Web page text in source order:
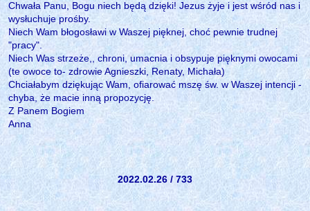
Chwała Panu, Bogu niech będą dzięki! Jezus żyje i jest wśród nas i
wysłuchuje prośby.
Niech Wam błogosławi w Waszej pięknej, choć pewnie trudnej
"pracy".
Niech Was strzeże,, chroni, umacnia i obsypuje pięknymi owocami
(te owoce to- zdrowie Agnieszki, Renaty, Michała)
Chciałabym dziękując Wam, ofiarować mszę św. w Waszej intencji -
chyba, że macie inną propozycję.
Z Panem Bogiem
Anna
2022.02.26 / 733